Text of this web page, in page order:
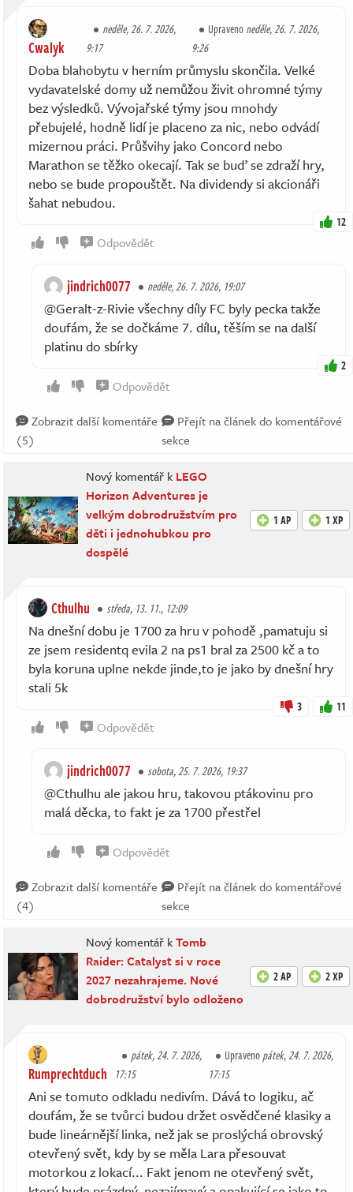
Cwalyk
neděle, 26. 7. 2026,
9:17
Upravenoneděle, 26. 7. 2026,
9:26
Doba blahobytu v herním průmyslu skončila. Velké
vydavatelské domy už nemůžou živit ohromné týmy
bez výsledků. Vývojařské týmy jsou mnohdy
přebujelé, hodně lidí je placeno za nic, nebo odvádí
mizernou práci. Průšvihy jako Concord nebo
Marathon se těžko okecají. Tak se buď se zdraží hry,
nebo se bude propouštět. Na dividendy si akcionáři
šahat nebudou.
12
Odpovědět
jindrich0077 neděle, 26. 7. 2026, 19:07
@Geralt-z-Rivie všechny díly FC byly pecka takže
doufám, že se dočkáme 7. dílu, těším se na další
platinu do sbírky
2
Odpovědět
Zobrazit další komentáře
(5)
Přejít na článek do komentářové
sekce
Nový komentář k LEGO
Horizon Adventures je
velkým dobrodružstvím pro
děti i jednohubkou pro
dospělé
1 AP 1 XP
Cthulhu středa, 13. 11., 12:09
Na dnešní dobu je 1700 za hru v pohodě ,pamatuju si
ze jsem residentq evila 2 na ps1 bral za 2500 kč a to
byla koruna uplne nekde jinde,to je jako by dnešní hry
stali 5k
3 11
Odpovědět
jindrich0077 sobota, 25. 7. 2026, 19:37
@Cthulhu ale jakou hru, takovou ptákovinu pro
malá děcka, to fakt je za 1700 přestřel
Odpovědět
Zobrazit další komentáře
(4)
Přejít na článek do komentářové
sekce
Nový komentář kTomb
Raider: Catalyst si v roce
2027 nezahrajeme. Nové
dobrodružství bylo odloženo
2 AP 2 XP
Rumprechtduch
pátek, 24. 7. 2026,
17:15
Upravenopátek, 24. 7. 2026,
17:15
Ani se tomuto odkladu nedivím. Dává to logiku, ač
doufám, že se tvůrci budou držet osvědčené klasiky a
bude lineárnější linka, než jak se proslýchá obrovský
otevřený svět, kdy by se měla Lara přesouvat
motorkou z lokací... Fakt jenom ne otevřený svět,